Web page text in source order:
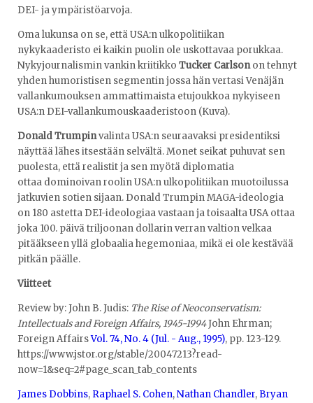
DEI- ja ympäristöarvoja.
Oma lukunsa on se, että USA:n ulkopolitiikan
nykykaaderisto ei kaikin puolin ole uskottavaa porukkaa.
Nykyjournalismin vankin kriitikko Tucker Carlsonon tehnyt
yhden humoristisen segmentin jossa hän vertasi Venäjän
vallankumouksen ammattimaista etujoukkoa nykyiseen
USA:n DEI-vallankumouskaaderistoon (Kuva).
Donald Trumpinvalinta USA:n seuraavaksi presidentiksi
näyttää lähes itsestään selvältä. Monet seikat puhuvat sen
puolesta, että realistit ja sen myötä diplomatia
ottaa dominoivan roolin USA:n ulkopolitiikan muotoilussa
jatkuvien sotien sijaan. Donald Trumpin MAGA-ideologia
on 180 astetta DEI-ideologiaa vastaan ja toisaalta USA ottaa
joka 100. päivä triljoonan dollarin verran valtion velkaa
pitääkseen yllä globaalia hegemoniaa, mikä ei ole kestävää
pitkän päälle.
Viitteet
Review by: John B. Judis: The Rise of Neoconservatism:
Intellectuals and Foreign Affairs, 1945-1994John Ehrman;
Foreign AffairsVol. 74, No. 4 (Jul. - Aug., 1995), pp. 123-129.
https://www.jstor.org/stable/20047213?read-
now=1&seq=2#page_scan_tab_contents
James Dobbins, Raphael S. Cohen,Nathan Chandler, Bryan